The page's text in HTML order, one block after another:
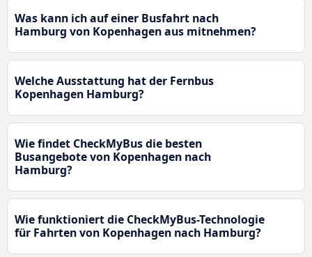
Was kann ich auf einer Busfahrt nach
Hamburg von Kopenhagen aus mitnehmen?
Welche Ausstattung hat der Fernbus
Kopenhagen Hamburg?
Wie findet CheckMyBus die besten
Busangebote von Kopenhagen nach
Hamburg?
Wie funktioniert die CheckMyBus-Technologie
für Fahrten von Kopenhagen nach Hamburg?